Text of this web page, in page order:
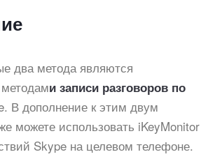
два метода являются
и записи разговоров по
В дополнение к этим двум
можете использовать iKeyMonitor
Skype на целевом телефоне.